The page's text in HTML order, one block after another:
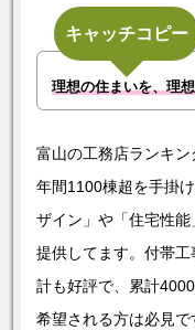
キャッチコピー
理想の住まいを、理
富山の工務店ランキン
年間1100棟超を手掛
ザイン」や「住宅性
提供してます。付帯
計も好評で、累計
希望される方は必見で